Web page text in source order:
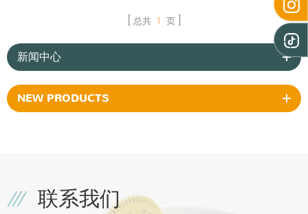
总共 1 页
新闻中心
NEW PRODUCTS
联系我们